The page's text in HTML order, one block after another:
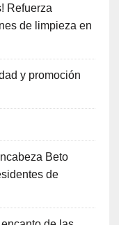
Refuerza
de limpieza en
y promoción
Beto
de